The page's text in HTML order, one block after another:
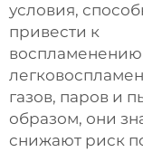
условия,
привести к
воспламенению
газов, паров и
образом, они
снижают риск